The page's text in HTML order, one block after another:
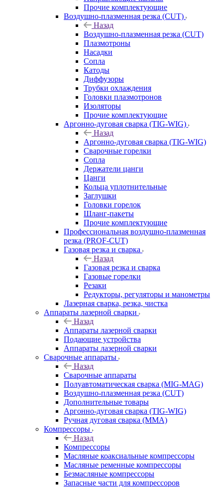
Прочие комплектующие
Воздушно-плазменная резка (CUT)
Назад
Воздушно-плазменная резка (CUT)
Плазмотроны
Насадки
Сопла
Катоды
Диффузоры
Трубки охлаждения
Головки плазмотронов
Изоляторы
Прочие комплектующие
Аргонно-дуговая сварка (TIG-WIG)
Назад
Аргонно-дуговая сварка (TIG-WIG)
Сварочные горелки
Сопла
Держатели цанги
Цанги
Кольца уплотнительные
Заглушки
Головки горелок
Шланг-пакеты
Прочие комплектующие
Профессиональная воздушно-плазменная
резка (PROF-CUT)
Газовая резка и сварка
Назад
Газовая резка и сварка
Газовые горелки
Резаки
Редукторы, регуляторы и манометры
Лазерная сварка, резка, чистка
Аппараты лазерной сварки
Назад
Аппараты лазерной сварки
Подающие устройства
Аппараты лазерной сварки
Сварочные аппараты
Назад
Сварочные аппараты
Полуавтоматическая сварка (MIG-MAG)
Воздушно-плазменная резка (CUT)
Дополнительные товары
Аргонно-дуговая сварка (TIG-WIG)
Ручная дуговая сварка (MMA)
Компрессоры
Назад
Компрессоры
Масляные коаксиальные компрессоры
Масляные ременные компрессоры
Безмасляные компрессоры
Запасные части для компрессоров